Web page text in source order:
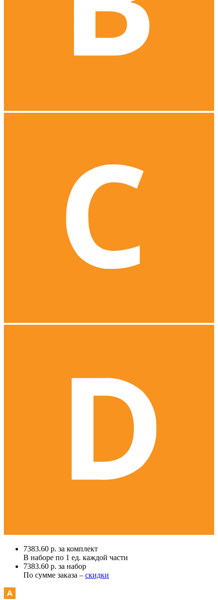
7383.60 р. за комплект
В наборе по 1 ед. каждой части
7383.60 р. за набор
По сумме заказа – скидки